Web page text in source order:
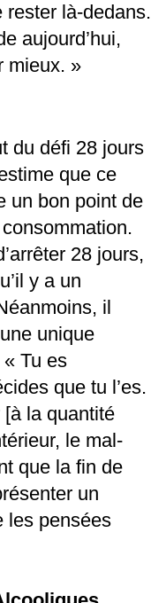
rester là-dedans.
aujourd’hui,
mieux. »
du défi 28 jours
que ce
un bon point de
28 jours,
y a un
il
unique
Tu es
que tu l’es.
la quantité
le mal-
que la fin de
un
les pensées